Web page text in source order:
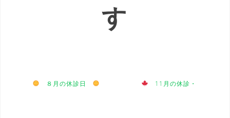
す
８月の休診日 11月の休診・